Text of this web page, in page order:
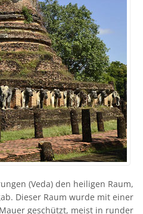
(Veda) den heiligen Raum,
Dieser Raum wurde mit einer
geschützt, meist in runder